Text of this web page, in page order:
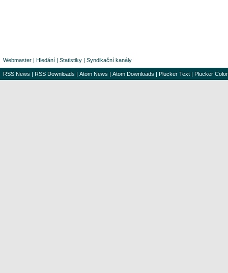
Webmaster | Hledání | Statistiky | Syndikační kanály
RSS News | RSS Downloads | Atom News | Atom Downloads | Plucker Text | Plucker Color